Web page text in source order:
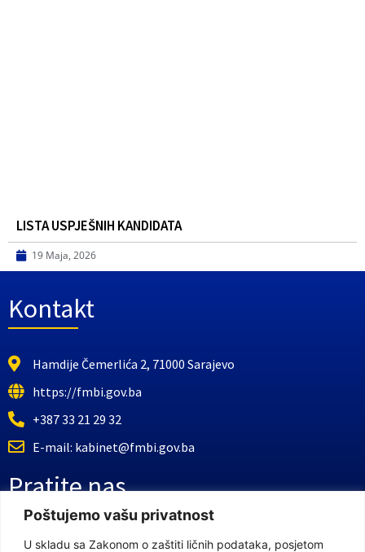
Poštujemo vašu privatnost
U skladu sa Zakonom o zaštiti ličnih podataka, posjetom
LISTA USPJEŠNIH KANDIDATA
19 Maja, 2026
Kontakt
Hamdije Čemerlića 2, 71000 Sarajevo
https://fmbi.gov.ba
+387 33 21 29 32
E-mail: kabinet@fmbi.gov.ba
Pratite nas
Facebook Stranica